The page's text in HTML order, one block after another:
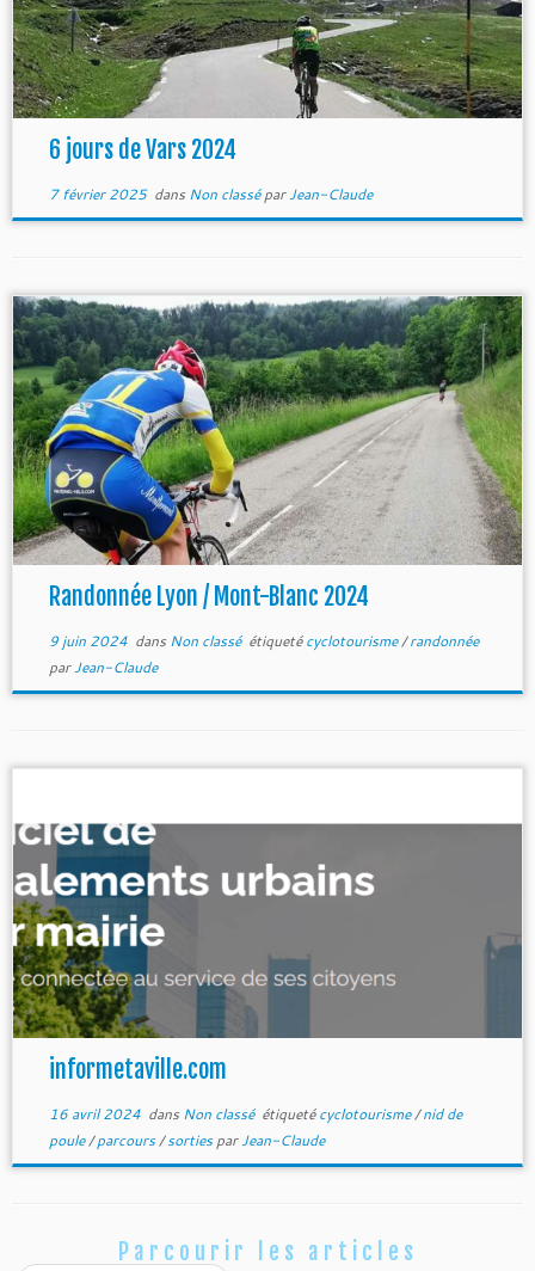
6 jours de Vars 2024
7 février 2025dans Non classéparJean-Claude
Randonnée Lyon / Mont-Blanc 2024
9 juin 2024dans Non classé étiquetécyclotourisme/randonnée
parJean-Claude
informetaville.com
16 avril 2024dans Non classé étiquetécyclotourisme/nid de
poule/parcours/sortiesparJean-Claude
Parcourir les articles